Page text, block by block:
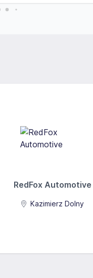
RedFox Automotive
Kazimierz Dolny